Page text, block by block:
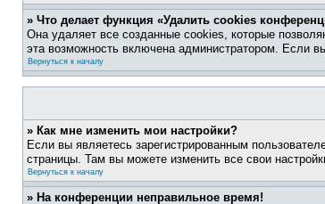
» Что делает функция «Удалить cookies
Она удаляет все созданные cookies, которые
эта возможность включена администратором. Если
Вернуться к началу
» Как мне изменить мои настройки?
Если вы являетесь зарегистрированным
страницы. Там вы можете изменить все свои
Вернуться к началу
» На конференции неправильное время!